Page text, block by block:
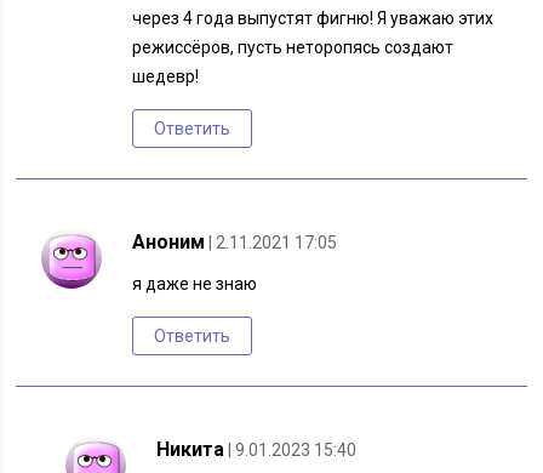
через 4 года выпустят фигню! Я уважаю этих
режиссёров, пусть неторопясь создают
шедевр!
Ответить
Аноним | 2.11.2021 17:05
я даже не знаю
Ответить
Никита | 9.01.2023 15:40